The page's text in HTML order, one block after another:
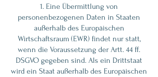
1. Eine Übermittlung von
personenbezogenen Daten in Staaten
außerhalb des Europäischen
Wirtschaftsraum (EWR) findet nur statt,
wenn die Voraussetzung der Artt. 44 ff.
DSGVO gegeben sind. Als ein Drittstaat
wird ein Staat außerhalb des Europäischen